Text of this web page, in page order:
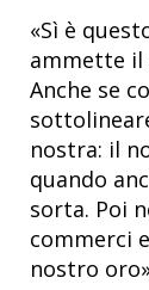
«Sì è
ammette il
Anche se
nostra: il
quando
sorta. Poi
commerci
nostro